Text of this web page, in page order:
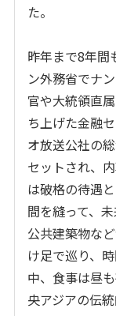
た。
昨年まで8年間
ン外務省でナ
官や大統領直
ち上げた金融
オ放送公社の
セットされ、
は破格の待遇
間を縫って、
公共建築物な
け足で巡り、
中、食事は昼
央アジアの伝